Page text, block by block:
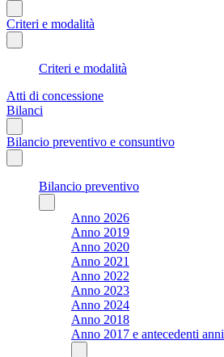
Criteri e modalità
Criteri e modalità
Atti di concessione
Bilanci
Bilancio preventivo e consuntivo
Bilancio preventivo
Anno 2026
Anno 2019
Anno 2020
Anno 2021
Anno 2022
Anno 2023
Anno 2024
Anno 2018
Anno 2017 e antecedenti anni